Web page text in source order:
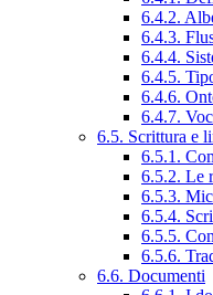
6.4.2.
6.4.3.
6.4.4.
6.4.5.
6.4.6.
6.4.7.
6.5. Scrittura e
6.5.1.
6.5.2. Le
6.5.3.
6.5.4.
6.5.5.
6.5.6.
6.6. Documenti